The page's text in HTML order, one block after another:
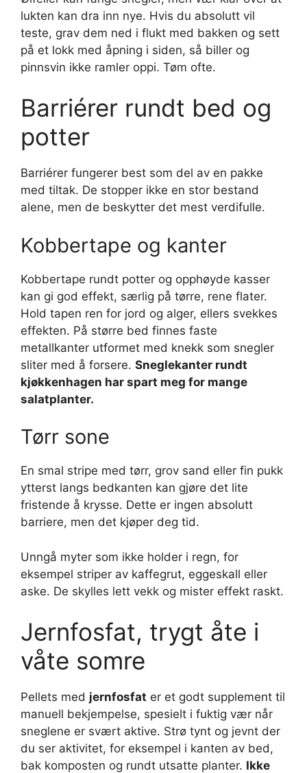
lukten kan dra inn nye. Hvis du absolutt vil
teste, grav dem ned i flukt med bakken og sett
på et lokk med åpning i siden, så biller og
pinnsvin ikke ramler oppi. Tøm ofte.
Barriérer rundt bed og
potter
Barriérer fungerer best som del av en pakke
med tiltak. De stopper ikke en stor bestand
alene, men de beskytter det mest verdifulle.
Kobbertape og kanter
Kobbertape rundt potter og opphøyde kasser
kan gi god effekt, særlig på tørre, rene flater.
Hold tapen ren for jord og alger, ellers svekkes
effekten. På større bed finnes faste
metallkanter utformet med knekk som snegler
sliter med å forsere. Sneglekanter rundt
kjøkkenhagen har spart meg for mange
salatplanter.
Tørr sone
En smal stripe med tørr, grov sand eller fin pukk
ytterst langs bedkanten kan gjøre det lite
fristende å krysse. Dette er ingen absolutt
barriere, men det kjøper deg tid.
Unngå myter som ikke holder i regn, for
eksempel striper av kaffegrut, eggeskall eller
aske. De skylles lett vekk og mister effekt raskt.
Jernfosfat, trygt åte i
våte somre
Pellets med jernfosfat er et godt supplement til
manuell bekjempelse, spesielt i fuktig vær når
sneglene er svært aktive. Strø tynt og jevnt der
du ser aktivitet, for eksempel i kanten av bed,
bak komposten og rundt utsatte planter. Ikke